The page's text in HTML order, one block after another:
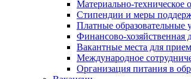
Материально-техническое
Стипендии и меры
Платные образовательные
Финансово-хозяйственная
Вакантные места для
Международное
Организация питания в